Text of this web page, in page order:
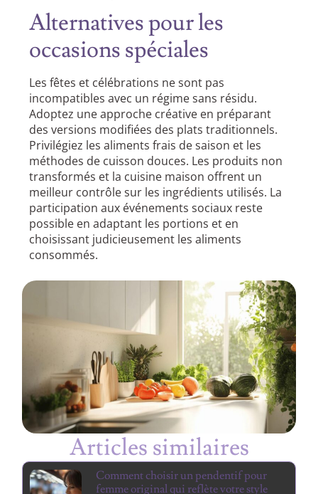
Alternatives pour les
occasions spéciales
Les fêtes et célébrations ne sont pas
incompatibles avec un régime sans résidu.
Adoptez une approche créative en préparant
des versions modifiées des plats traditionnels.
Privilégiez les aliments frais de saison et les
méthodes de cuisson douces. Les produits non
transformés et la cuisine maison offrent un
meilleur contrôle sur les ingrédients utilisés. La
participation aux événements sociaux reste
possible en adaptant les portions et en
choisissant judicieusement les aliments
consommés.
Articles similaires
Comment choisir un pendentif pour
femme original qui reflète votre style